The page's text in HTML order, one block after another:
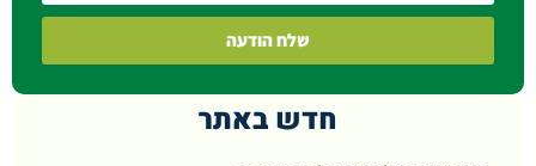
שלח הודעה
חדש באתר